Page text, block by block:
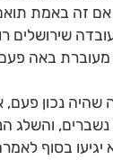
אם זה באמת
שירושלים
מעוברת באה
נכון פעם,
נשברים, והשלג
יגיעו בסוף